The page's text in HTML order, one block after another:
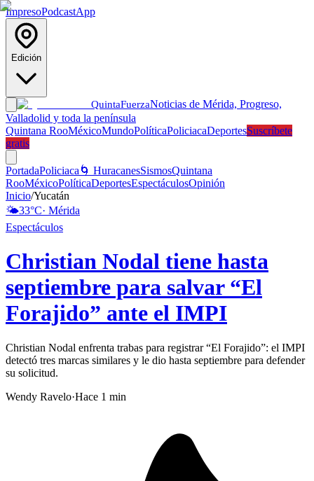
ImpresoPodcastApp
Edición
QuintaFuerzaNoticias de Mérida, Progreso,
Valladolid y toda la península
Quintana RooMéxicoMundoPolíticaPoliciacaDeportesSuscríbete
gratis
PortadaPoliciaca 🌀 HuracanesSismosQuintana
RooMéxicoPolíticaDeportesEspectáculosOpinión
Inicio/Yucatán
🌤️33°C· Mérida
Espectáculos
Christian Nodal tiene hasta
septiembre para salvar “El
Forajido” ante el IMPI
Christian Nodal enfrenta trabas para registrar “El Forajido”: el IMPI
detectó tres marcas similares y le dio hasta septiembre para defender
su solicitud.
Wendy Ravelo·Hace 1 min